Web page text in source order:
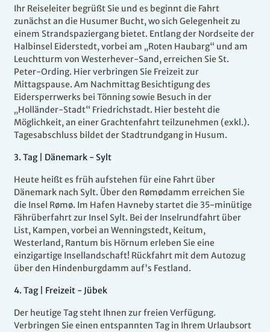
Ihr Reiseleiter begrüßt Sie und es beginnt die Fahrt
zunächst an die Husumer Bucht, wo sich Gelegenheit zu
einem Strandspaziergang bietet. Entlang der Nordseite der
Halbinsel Eiderstedt, vorbei am „Roten Haubarg“ und am
Leuchtturm von Westerhever-Sand, erreichen Sie St.
Peter-Ording. Hier verbringen Sie Freizeit zur
Mittagspause. Am Nachmittag Besichtigung des
Eidersperrwerks bei Tönning sowie Besuch in der
„Holländer-Stadt“ Friedrichstadt. Hier besteht die
Möglichkeit, an einer Grachtenfahrt teilzunehmen (exkl.).
Tagesabschluss bildet der Stadtrundgang in Husum.
3. Tag | Dänemark - Sylt
Heute heißt es früh aufstehen für eine Fahrt über
Dänemark nach Sylt. Über den Rømødamm erreichen Sie
die Insel Rømø. Im Hafen Havneby startet die 35-minütige
Fährüberfahrt zur Insel Sylt. Bei der Inselrundfahrt über
List, Kampen, vorbei an Wenningstedt, Keitum,
Westerland, Rantum bis Hörnum erleben Sie eine
einzigartige Insellandschaft! Rückfahrt mit dem Autozug
über den Hindenburgdamm auf's Festland.
4. Tag | Freizeit - Jübek
Der heutige Tag steht Ihnen zur freien Verfügung.
Verbringen Sie einen entspannten Tag in Ihrem Urlaubsort